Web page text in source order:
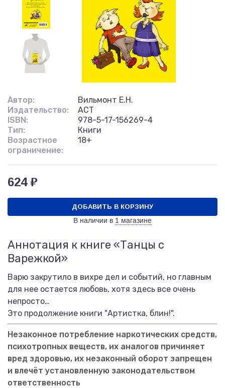
Автор:
Вильмонт Е.Н.
Издательство:
АСТ
ISBN:
978-5-17-156269-4
Тип:
Книги
Возрастное
ограничение:
18+
624 ₽
ДОБАВИТЬ В КОРЗИНУ
В наличии в 1 магазине
Аннотация к книге «Танцы с
Варежкой»
Варю закрутило в вихре дел и событий, но главным
для нее остается любовь, хотя здесь все очень
непросто…
Это продолжение книги "Артистка, блин!".
Незаконное потребление наркотических средств,
психотропных веществ, их аналогов причиняет
вред здоровью, их незаконный оборот запрещен
и влечёт установленную законодательством
ответственность